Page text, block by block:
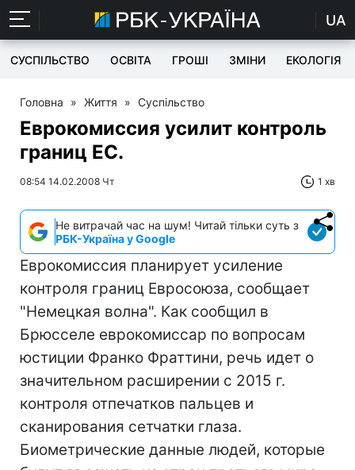
UA
СУСПІЛЬСТВО ОСВІТА ГРОШІ ЗМІНИ ЕКОЛОГІЯ
Головна » Життя » Суспільство
Еврокомиссия усилит контроль
границ ЕС.
08:54 14.02.2008 Чт 1 хв
Не витрачай час на шум! Читай тільки суть з
РБК-Україна у Google
Еврокомиссия планирует усиление
контроля границ Евросоюза, сообщает
"Немецкая волна". Как сообщил в
Брюсселе еврокомиссар по вопросам
юстиции Франко Фраттини, речь идет о
значительном расширении с 2015 г.
контроля отпечатков пальцев и
сканирования сетчатки глаза.
Биометрические данные людей, которые